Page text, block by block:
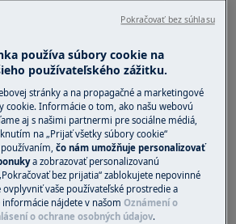
30 sekúnd
kompaktná umývačka riadu
kompaktná umývačka riadu
stojacej kompaktnej
používa súbory cookie na
používateľského zážitku.
stránky a na propagačné a marketingové
cookie. Informácie o tom, ako našu webovú
aj s našimi partnermi pre sociálne médiá,
na „Prijať všetky súbory cookie“
používaním,čo nám umožňuje personalizovať
a zobrazovať personalizovanú
bez prijatia“ zablokujete nepovinné
vaše používateľské prostredie a
informácie nájdete v našomOznámení o
o ochrane osobných údajov.
Pokračovať bez súhlasu